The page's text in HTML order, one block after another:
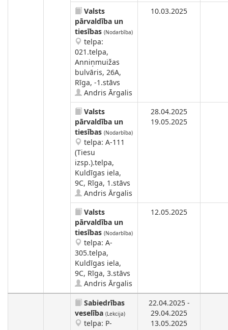
Valsts
pārvaldība un
tiesības (Nodarbība)
telpa:
021.telpa,
Anniņmuižas
bulvāris, 26A,
Rīga, -1.stāvs
Andris Ārgalis
10.03.2025
Valsts
pārvaldība un
tiesības (Nodarbība)
telpa: A-111
(Tiesu
izsp.).telpa,
Kuldīgas iela,
9C, Rīga, 1.stāvs
Andris Ārgalis
28.04.2025
19.05.2025
Valsts
pārvaldība un
tiesības (Nodarbība)
telpa: A-
305.telpa,
Kuldīgas iela,
9C, Rīga, 3.stāvs
Andris Ārgalis
12.05.2025
Sabiedrības
veselība (Lekcija)
telpa: P-
22.04.2025 -
29.04.2025
13.05.2025